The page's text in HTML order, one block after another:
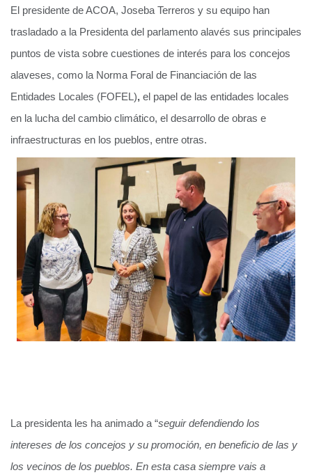
El presidente de ACOA, Joseba Terreros y su equipo han
trasladado a la Presidenta del parlamento alavés sus principales
puntos de vista sobre cuestiones de interés para los concejos
alaveses, como la Norma Foral de Financiación de las
Entidades Locales (FOFEL), el papel de las entidades locales
en la lucha del cambio climático, el desarrollo de obras e
infraestructuras en los pueblos, entre otras.
La presidenta les ha animado a “seguir defendiendo los
intereses de los concejos y su promoción, en beneficio de las y
los vecinos de los pueblos. En esta casa siempre vais a